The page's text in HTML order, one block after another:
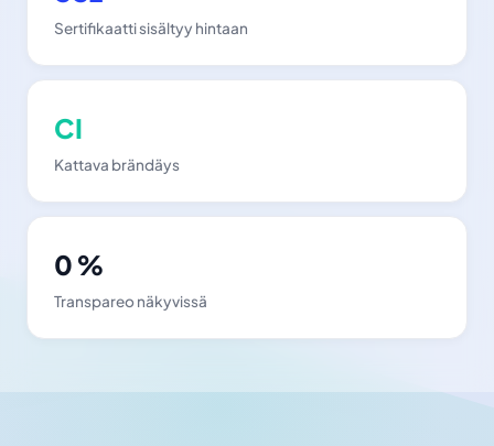
Sertifikaatti sisältyy hintaan
CI
Kattava brändäys
0 %
Transpareo näkyvissä